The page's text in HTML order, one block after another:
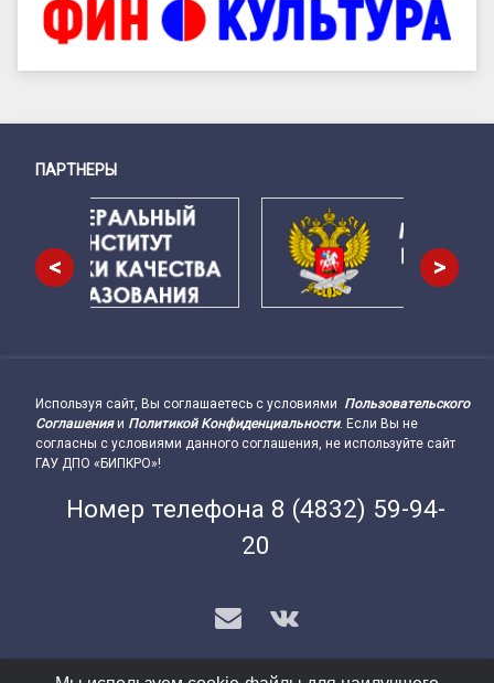
Снизу
ПАРТНЕРЫ
< >
Подвал сайта → влево
Используя сайт, Вы соглашаетесь с условиями Пользовательского
Соглашенияи Политикой Конфиденциальности. Если Вы не
согласны с условиями данного соглашения, не используйте сайт
ГАУ ДПО «БИПКРО»!
Номер телефона 8 (4832) 59-94-
20
E-mail
VK